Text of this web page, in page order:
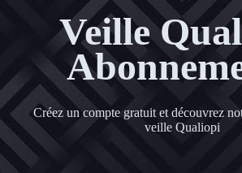
Veille
Créez un compte gratuit et découvrez
veille Qualiopi